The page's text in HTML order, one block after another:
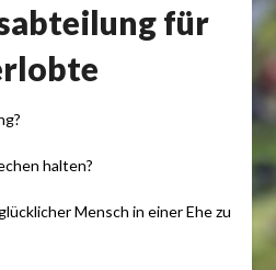
für
halten?
Mensch in einer Ehe zu